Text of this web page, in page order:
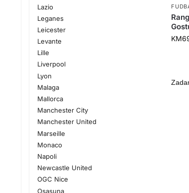
KM
Lazio
Leganes
Leicester
Levante
Lille
Liverpool
Lyon
Malaga
Mallorca
Manchester City
Manchester United
Marseille
Monaco
Napoli
Newcastle United
OGC Nice
Osasuna